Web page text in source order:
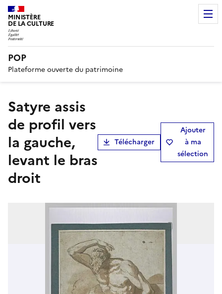
MINISTÈRE
DE LA CULTURE
POP
Plateforme ouverte du patrimoine
Satyre assis
de profil vers
la gauche,
levant le bras
droit
Télécharger
Ajouter
à ma
sélection